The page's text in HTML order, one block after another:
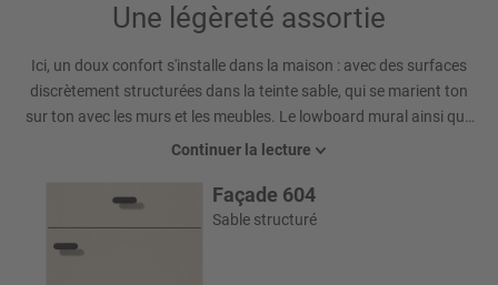
Une légèreté assortie
Ici, un doux confort s'installe dans la maison : avec des surfaces
discrètement structurées dans la teinte sable, qui se marient ton
sur ton avec les murs et les meubles. Le lowboard mural ainsi que
le sideboard et la table basse apportent de la légèreté dans
donnent l'impression que les meubles flottent. Les tablettes
multimédia éclairées avec du verre gris rompent de manière ciblée
le langage clair des formes et mettent des accents personnels -
Continuer la lecture
Façade 604
Sable structuré